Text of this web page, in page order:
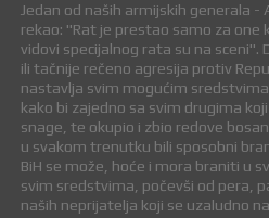
Jedan od naših armijskih generala -
rekao: "Rat je prestao samo za one
vidovi specijalnog rata su na sceni".
ili tačnije rečeno agresija protiv
nastavlja svim mogućim
kako bi zajedno sa svim drugima
snage, te okupio i zbio redove
u svakom trenutku bili sposobni
BiH se može, hoće i mora braniti u
svim sredstvima, počevši od pera,
naših neprijatelja koji se uzaludno